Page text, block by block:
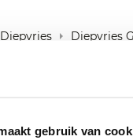
gebruik van
account
Diepvries Diepvries